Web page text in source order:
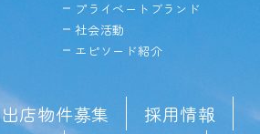
プライベートブランド
社会活動
エピソード紹介
出店物件募集
採用情報